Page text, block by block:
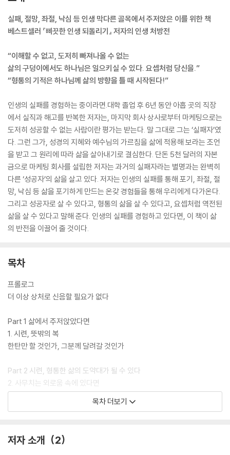
실패, 절망, 좌절, 낙심 등 인생 막다른 골목에서 주저앉은 이를 위한 책
베스트셀러 『삐끗한 인생 되돌리기』 저자의 인생 처방전
“이해할 수 없고, 도저히 빠져나올 수 없는
삶의 구덩이에서도 하나님은 일으키실 수 있다. 요셉처럼 당신을.”
“형통의 기적은 하나님께 삶의 방향을 틀 때 시작된다!”
인생의 실패를 경험하는 중이라면.대학 졸업 후 6년 동안 아홉 곳의 직장
에서 실직과 해고를 반복한 저자는, 마지막 회사 상사로부터 마케팅으로는
도저히 성공할 수 없는 사람이란 평가는 받는다. 말 그대로 그는 ‘실패자’였
다. 그런 그가, 성경의 지혜와 예수님의 가르침을 삶에 적용해 보라는 조언
을 받고 그 원리에 따라 삶을 살아내기로 결심한다. 단돈 5천 달러의 자본
금으로 마케팅 회사를 설립한 저자는 과거의 실패자라는 별명과는 완벽히
다른 ‘성공자’의 삶을 살고 있다. 저자는 인생의 실패를 통해 포기, 좌절, 절
망, 낙심 등 삶을 포기하게 만드는 온갖 경험들을 통해 우리에게 다가온다.
그리고 성공자로 살 수 있다고, 형통의 삶을 살 수 있다고, 요셉처럼 역전된
삶을 살 수 있다고 말해 준다. 인생의 실패를 경험하고 있다면, 이 책이 삶
의 반전을 이끌어 줄 것이다.
목차
프롤로그
더 이상 상처로 신음할 필요가 없다
Part 1 삶에서 주저앉았다면
1. 시련, 뜻밖의 복
한탄만 할 것인가, 그분께 달려갈 것인가
Part 2 시련, 형통한 삶의 도약대가 될 수 있다
2. 사무치는 외로움 속에 있다면
나를 떠나지도 버리지도 않는 분이 계시다
하나님과 함께 현재 속에서 살라
목차 더보기
저자 소개 2